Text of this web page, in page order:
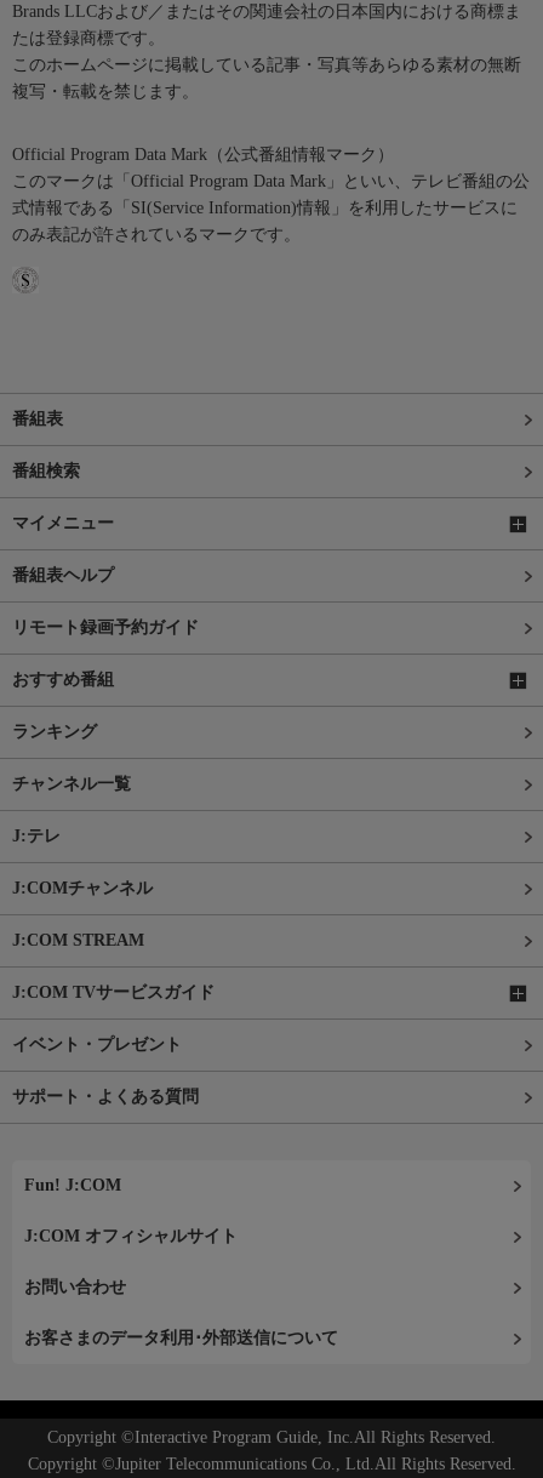
Brands LLCおよび／またはその関連会社の日本国内における商標ま
たは登録商標です。
このホームページに掲載している記事・写真等あらゆる素材の無断
複写・転載を禁じます。
Official Program Data Mark（公式番組情報マーク）
このマークは「Official Program Data Mark」といい、テレビ番組の公
式情報である「SI(Service Information)情報」を利用したサービスに
のみ表記が許されているマークです。
番組表
番組検索
マイメニュー
番組表ヘルプ
リモート録画予約ガイド
おすすめ番組
ランキング
チャンネル一覧
J:テレ
J:COMチャンネル
J:COM STREAM
J:COM TVサービスガイド
イベント・プレゼント
サポート・よくある質問
Fun! J:COM
J:COM オフィシャルサイト
お問い合わせ
お客さまのデータ利用･外部送信について
Copyright ©Interactive Program Guide, Inc.All Rights Reserved.
Copyright ©Jupiter Telecommunications Co., Ltd.All Rights Reserved.